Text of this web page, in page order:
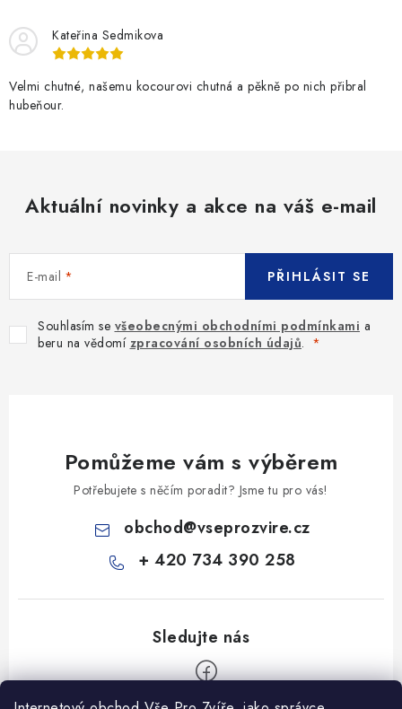
Kateřina Sedmikova
Velmi chutné, našemu kocourovi chutná a pěkně po nich přibral
hubeňour.
Aktuální novinky a akce na váš e-mail
E-mail
Souhlasím se všeobecnými obchodními podmínkami a
beru na vědomí zpracování osobních údajů.
PŘIHLÁSIT SE
Pomůžeme vám s výběrem
Potřebujete s něčím poradit? Jsme tu pro vás!
obchod@vseprozvire.cz
+ 420 734 390 258